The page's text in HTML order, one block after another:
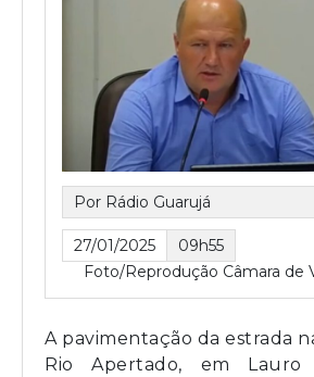
Por Rádio Guarujá
27/01/2025
09h55
Foto/Reprodução Câmara de
A pavimentação da estrada
Rio Apertado, em